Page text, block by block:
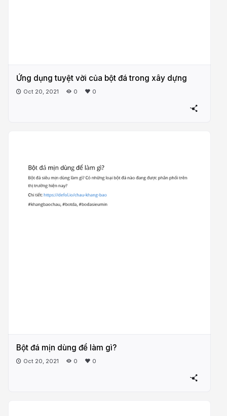
Ứng dụng tuyệt vời của bột đá trong xây dựng
Oct 20, 2021 0 0
Bột đá mịn dùng để làm gì?
Oct 20, 2021 0 0